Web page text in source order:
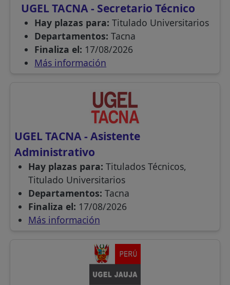
UGEL TACNA - Secretario Técnico
Hay plazas para:Titulado Universitarios
Departamentos:Tacna
Finaliza el: 17/08/2026
Más información
UGEL TACNA - Asistente
Administrativo
Hay plazas para: Titulados Técnicos,
Titulado Universitarios
Departamentos: Tacna
Finaliza el: 17/08/2026
Más información